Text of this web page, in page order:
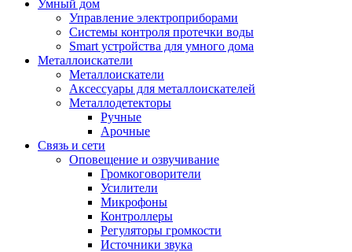
Умный дом
Управление электроприборами
Системы контроля протечки воды
Smart устройства для умного дома
Металлоискатели
Металлоискатели
Аксессуары для металлоискателей
Металлодетекторы
Ручные
Арочные
Связь и сети
Оповещение и озвучивание
Громкоговорители
Усилители
Микрофоны
Контроллеры
Регуляторы громкости
Источники звука